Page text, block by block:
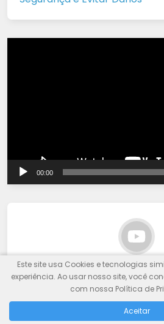
00:00
OFERTAS
Este site usa Cookies e tecnologias
experiência. Ao usar nosso site, você
com nossa Política de
Aceitar